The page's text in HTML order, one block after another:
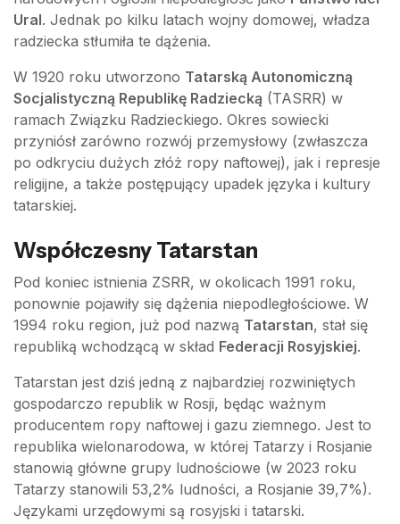
Ural. Jednak po kilku latach wojny domowej, władza
radziecka stłumiła te dążenia.
W 1920 roku utworzono Tatarską Autonomiczną
Socjalistyczną Republikę Radziecką (TASRR) w
ramach Związku Radzieckiego. Okres sowiecki
przyniósł zarówno rozwój przemysłowy (zwłaszcza
po odkryciu dużych złóż ropy naftowej), jak i represje
religijne, a także postępujący upadek języka i kultury
tatarskiej.
Współczesny Tatarstan
Pod koniec istnienia ZSRR, w okolicach 1991 roku,
ponownie pojawiły się dążenia niepodległościowe. W
1994 roku region, już pod nazwą Tatarstan, stał się
republiką wchodzącą w skład Federacji Rosyjskiej.
Tatarstan jest dziś jedną z najbardziej rozwiniętych
gospodarczo republik w Rosji, będąc ważnym
producentem ropy naftowej i gazu ziemnego. Jest to
republika wielonarodowa, w której Tatarzy i Rosjanie
stanowią główne grupy ludnościowe (w 2023 roku
Tatarzy stanowili 53,2% ludności, a Rosjanie 39,7%).
Językami urzędowymi są rosyjski i tatarski.